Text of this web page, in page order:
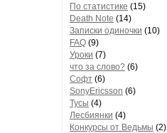
По статистике (15)
Death Note (14)
Записки одиночки (10)
FAQ (9)
Уроки (7)
что за слово? (6)
Софт (6)
SonyEricsson (6)
Тусы (4)
Лесбиянки (4)
Конкурсы от Ведьмы (2)